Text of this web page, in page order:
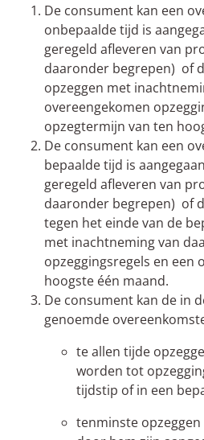
De consument kan een
onbepaalde tijd is
geregeld afleveren van
daaronder begrepen) of
opzeggen met
overeengekomen
opzegtermijn van ten
De consument kan een
bepaalde tijd is
geregeld afleveren van
daaronder begrepen) of
tegen het einde van de
met inachtneming van
opzeggingsregels en een
hoogste één maand.
De consument kan de in
genoemde
te allen tijde
worden tot
tijdstip of in een
tenminste opzeggen